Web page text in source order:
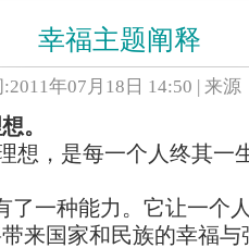
幸福主题阐释
年07月18日 14:50 | 来源
。
想，是每一个人终其一
了一种能力。它让一个
来国家和民族的幸福与